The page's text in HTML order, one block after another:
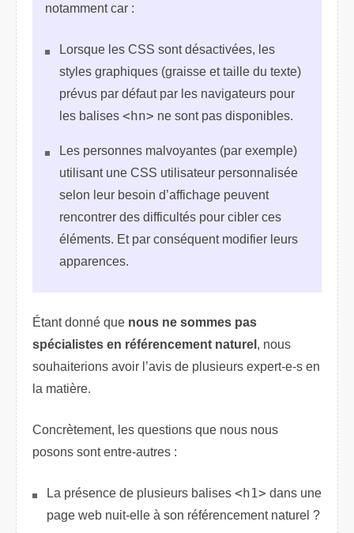
notamment car :
Lorsque les CSS sont désactivées, les
styles graphiques (graisse et taille du texte)
prévus par défaut par les navigateurs pour
les balises <hn> ne sont pas disponibles.
Les personnes malvoyantes (par exemple)
utilisant une CSS utilisateur personnalisée
selon leur besoin d’affichage peuvent
rencontrer des difficultés pour cibler ces
éléments. Et par conséquent modifier leurs
apparences.
Étant donné que nous ne sommes pas
spécialistes en référencement naturel , nous
souhaiterions avoir l’avis de plusieurs expert-e-s en
la matière.
Concrètement, les questions que nous nous
posons sont entre-autres :
La présence de plusieurs balises <h1> dans une
page web nuit-elle à son référencement naturel ?